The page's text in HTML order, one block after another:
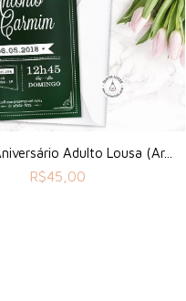
Adulto Lousa (Ar...
R$45,00